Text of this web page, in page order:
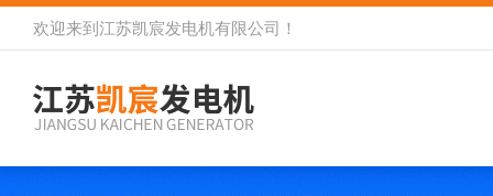
欢迎来到 江苏凯宸发电机有限公司 ！